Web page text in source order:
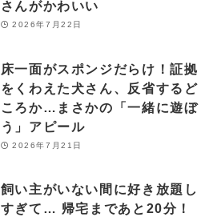
さんがかわいい
2026年7月22日
床一面がスポンジだらけ！証拠
をくわえた犬さん、反省するど
ころか…まさかの「一緒に遊ぼ
う」アピール
2026年7月21日
飼い主がいない間に好き放題し
すぎて… 帰宅まであと20分！